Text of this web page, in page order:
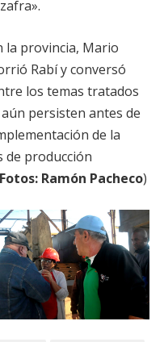
la provincia, Mario
Rabí y conversó
los temas tratados
persisten antes de
de la
de producción
Fotos: Ramón Pacheco)